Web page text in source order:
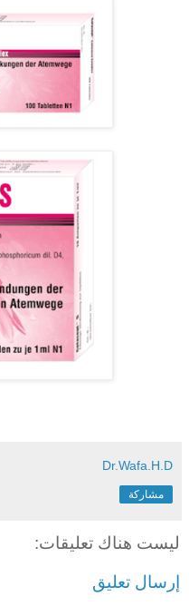
Dr.Wafa.H.D
مشاركة
ليست هناك تعليقات:
إرسال تعليق